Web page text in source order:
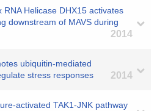
RNA Helicase DHX15 activates
downstream of MAVS during
2014
ubiquitin-mediated
stress responses
2014
activated TAK1-JNK pathway